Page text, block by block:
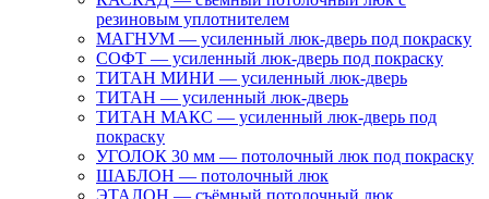
резиновым уплотнителем
МАГНУМ — усиленный люк-дверь под покраску
СОФТ — усиленный люк-дверь под покраску
ТИТАН МИНИ — усиленный люк-дверь
ТИТАН — усиленный люк-дверь
ТИТАН МАКС — усиленный люк-дверь под
покраску
УГОЛОК 30 мм — потолочный люк под покраску
ШАБЛОН — потолочный люк
ЭТАЛОН — съёмный потолочный люк